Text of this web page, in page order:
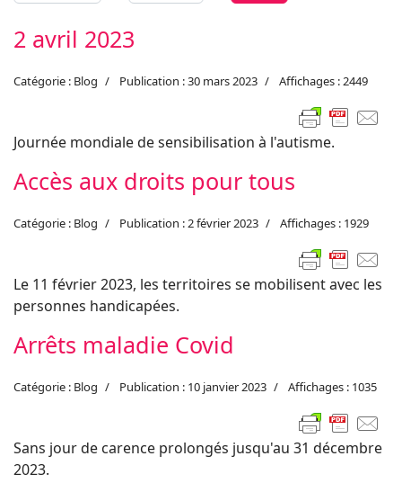
2 avril 2023
Catégorie : Blog Publication : 30 mars 2023 Affichages : 2449
Journée mondiale de sensibilisation à l'autisme.
Accès aux droits pour tous
Catégorie : Blog Publication : 2 février 2023 Affichages : 1929
Le 11 février 2023, les territoires se mobilisent avec les
personnes handicapées.
Arrêts maladie Covid
Catégorie : Blog Publication : 10 janvier 2023 Affichages : 1035
Sans jour de carence prolongés jusqu'au 31 décembre
2023.